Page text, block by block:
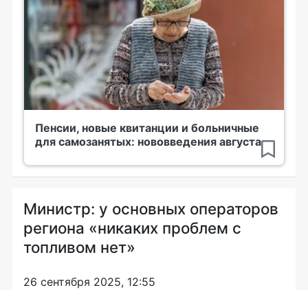
Пенсии, новые квитанции и больничные
для самозанятых: нововведения августа
Министр: у основных операторов
региона «никаких проблем с
топливом нет»
26 сентября 2025, 12:55